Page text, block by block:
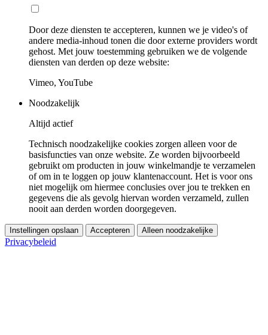
Door deze diensten te accepteren, kunnen we je video's of
andere media-inhoud tonen die door externe providers wordt
gehost. Met jouw toestemming gebruiken we de volgende
diensten van derden op deze website:
Vimeo, YouTube
Noodzakelijk
Altijd actief
Technisch noodzakelijke cookies zorgen alleen voor de
basisfuncties van onze website. Ze worden bijvoorbeeld
gebruikt om producten in jouw winkelmandje te verzamelen
of om in te loggen op jouw klantenaccount. Het is voor ons
niet mogelijk om hiermee conclusies over jou te trekken en
gegevens die als gevolg hiervan worden verzameld, zullen
nooit aan derden worden doorgegeven.
Instellingen opslaan Accepteren Alleen noodzakelijke
Privacybeleid